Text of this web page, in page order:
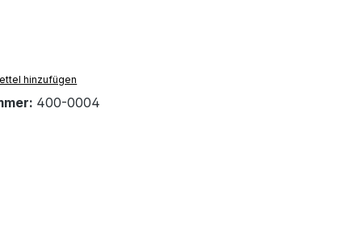
hinzufügen
400-0004